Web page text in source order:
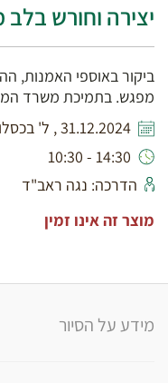
יצירה וחורש בלב
ביקור באוספי האמנות,
מפגש. בתמיכת משרד
31.12.2024 , ל' בכסלו תשפ"ה
14:30 - 10:30
הדרכה: נגה ראב"ד
מוצר זה אינו זמין
מידע על הסיור